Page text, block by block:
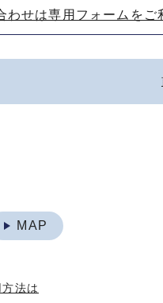
わせは専用フォームをご
MAP
法は